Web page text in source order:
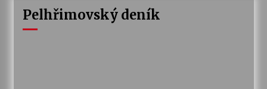
Pelhřimovský deník